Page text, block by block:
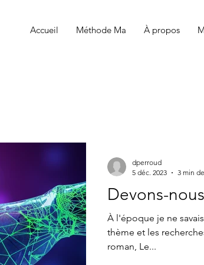
Accueil Méthode Ma À propos
Devons-
À l'époque je ne
thème et les
roman, Le...
dperroud
5 déc. 2023
3 min